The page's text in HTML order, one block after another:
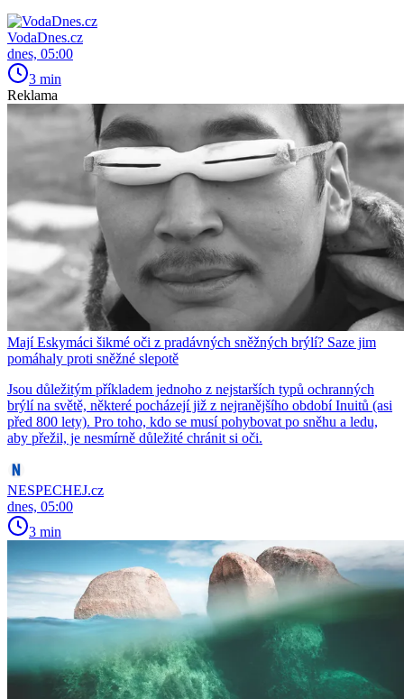
VodaDnes.cz
dnes, 05:00
3 min
Reklama
Mají Eskymáci šikmé oči z pradávných sněžných brýlí? Saze jim
pomáhaly proti sněžné slepotě
Jsou důležitým příkladem jednoho z nejstarších typů ochranných
brýlí na světě, některé pocházejí již z nejranějšího období Inuitů (asi
před 800 lety). Pro toho, kdo se musí pohybovat po sněhu a ledu,
aby přežil, je nesmírně důležité chránit si oči.
NESPECHEJ.cz
dnes, 05:00
3 min